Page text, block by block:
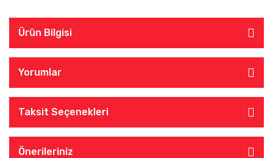
Ürün Bilgisi
Yorumlar
Taksit Seçenekleri
Önerileriniz